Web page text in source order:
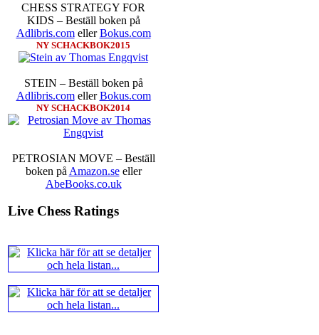
CHESS STRATEGY FOR
KIDS – Beställ boken på
Adlibris.comellerBokus.com
NY SCHACKBOK2015
STEIN – Beställ boken på
Adlibris.comellerBokus.com
NY SCHACKBOK2014
PETROSIAN MOVE – Beställ
boken på Amazon.seeller
AbeBooks.co.uk
Live Chess Ratings